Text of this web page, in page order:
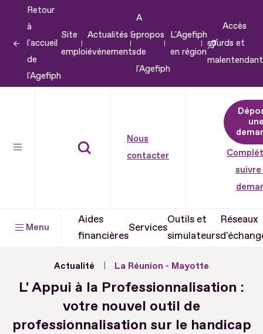
contenu
Retour
à
l'accueil
de
l'Agefiph
Site
emploi
Actualités &
événements
A
propos
de
l'Agefiph
L'Agefiph
en région
Accès
sourds et
Nous
contacter
suivre
Menu
Aides
financières
Services
Outils et
simulateurs
Réseaux
Actualité La Réunion - Mayotte
L' Appui à la Professionnalisation :
votre nouvel outil de
professionnalisation sur le handicap